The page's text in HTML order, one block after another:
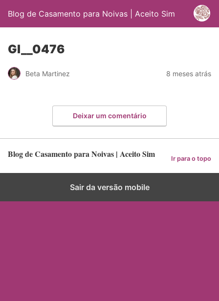
Blog de Casamento para Noivas | Aceito Sim
GI__0476
Beta Martinez 8 meses atrás
Deixar um comentário
Blog de Casamento para Noivas | Aceito Sim Ir para o topo
Sair da versão mobile